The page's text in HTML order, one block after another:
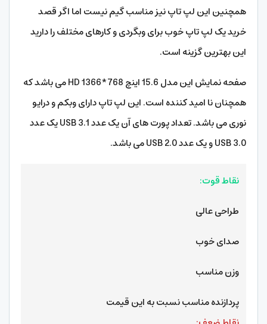
همچنین این لپ تاپ نیز مناسب گیم نیست اما اگر قصد
خرید یک لپ تاپ خوب برای وبگردی و کارهای مختلف را دارید
این بهترین گزینه است.
صفحه نمایش این مدل 15.6 اینچ HD 1366*768 می باشد که
همچنان نا امید کننده است. این لپ تاپ دارای وبکم و درایو
نوری می باشد. تعداد پورت های آن یک عدد USB 3.1 یک عدد
USB 3.0 و یک عدد USB 2.0 می باشد.
نقاط قوت:
طراحی عالی
صدای خوب
وزن مناسب
پردازنده مناسب نسبت به این قیمت